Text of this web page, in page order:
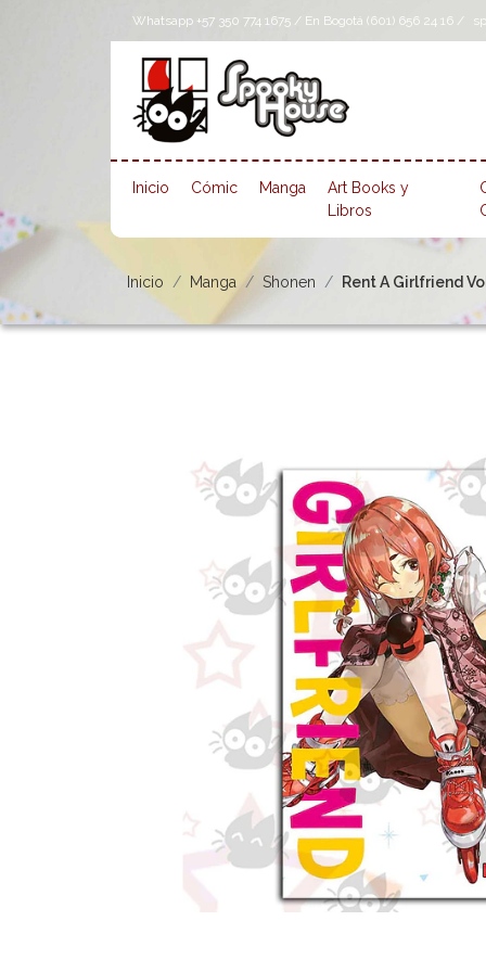
Whatsapp +57 350 774 1675 / En Bogotá (601) 656 24 16 /
Inicio Cómic Manga
Art Books y
Libros
Inicio Manga Shonen Rent A Girlfriend